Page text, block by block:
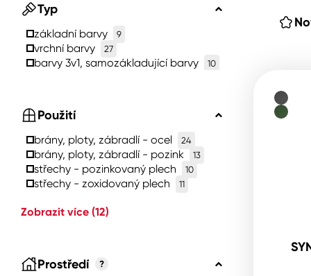
Typ
základní barvy 9
vrchní barvy 27
barvy 3v1, samozákladující barvy 10
Použití
brány, ploty, zábradlí - ocel 24
brány, ploty, zábradlí - pozink 13
střechy - pozinkovaný plech 10
střechy - zoxidovaný plech 11
Zobrazit více (12)
Prostředí ?